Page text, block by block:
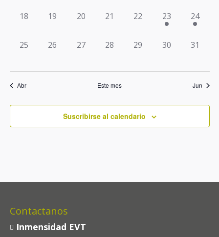
Turismo receptivo
Reservas y condiciones
Contacto
018
019
0
20
0
21
0
22
1
evento,
23
1
evento,
24
0
25
0
26
0
27
0
28
0
29
0
30
0
31
Abr Este mes Jun
Suscribirse al calendario
Contactanos
Inmensidad EVT